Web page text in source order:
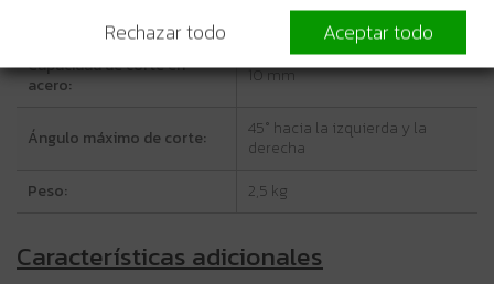
135 mm
Capacidad de corte en
acero:
10 mm
Ángulo máximo de corte:
45° hacia la izquierda y la
derecha
Peso:
2,5 kg
Características adicionales
Rechazar todo
Aceptar todo